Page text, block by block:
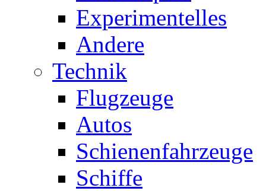
Experimentelles
Andere
Technik
Flugzeuge
Autos
Schienenfahrzeuge
Schiffe